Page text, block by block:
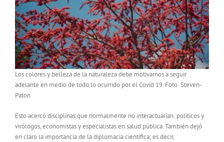
Los colores y belleza de la naturaleza debe motivarnos a seguir
adelante en medio de todo lo ocurrido por el Covid 19. Foto Steven-
Paton
Esto acercó disciplinas que normalmente no interactuarían: políticos y
virólogos, economistas y especialistas en salud pública. También dejó
en claro la importancia de la diplomacia científica; es decir,